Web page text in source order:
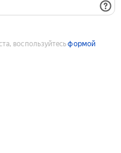
воспользуйтесьформой